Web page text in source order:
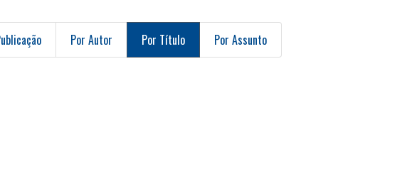
Por Autor Por Título Por Assunto